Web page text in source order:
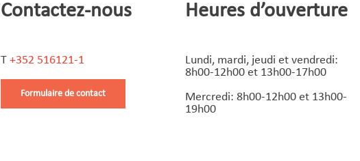
Contactez-nous
T+352 516121-1
Formulaire de contact
Heures d’ouverture
Lundi, mardi, jeudi et vendredi:
8h00-12h00 et 13h00-17h00
Mercredi: 8h00-12h00 et 13h00-
19h00